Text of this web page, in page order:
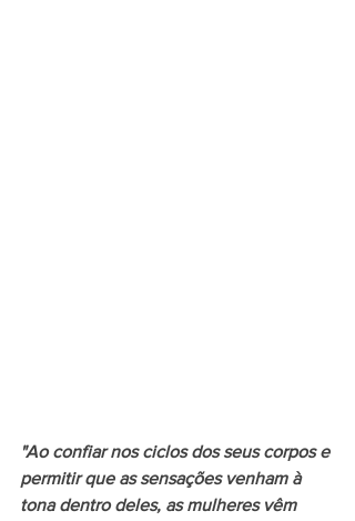
"Ao confiar nos ciclos dos seus corpos e
permitir que as sensações venham à
tona dentro deles, as mulheres vêm